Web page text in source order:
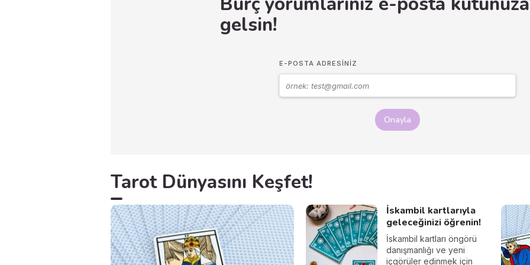
gelsin!
E-POSTA ADRESINIZ
Onayla
Tarot Dünyasını Keşfet!
İskambil kartlarıyla
geleceğinizi öğrenin!
İskambil kartları öngörü
danışmanlığı ve yeni
içgörüler edinmek için